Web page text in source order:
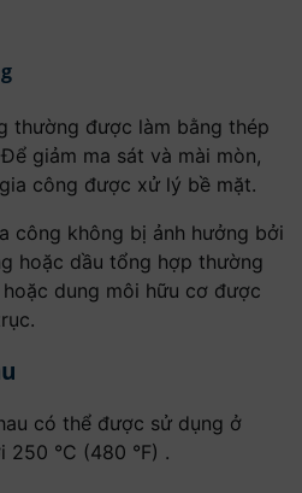
thường được làm bằng thép
giảm ma sát và mài mòn,
công được xử lý bề mặt.
công không bị ảnh hưởng bởi
hoặc dầu tổng hợp thường
dung môi hữu cơ được
có thể được sử dụng ở
250 °C (480 °F) .